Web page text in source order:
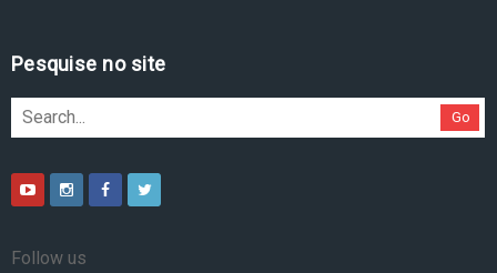
Pesquise no site
Go
Follow us